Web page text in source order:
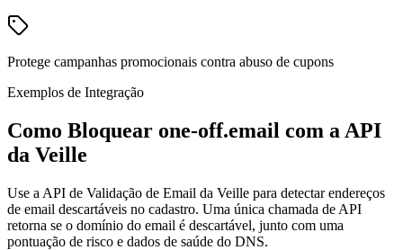
Protege campanhas promocionais contra abuso de cupons
Exemplos de Integração
Como Bloquear one-off.email com a API
da Veille
Use a API de Validação de Email da Veille para detectar endereços
de email descartáveis no cadastro. Uma única chamada de API
retorna se o domínio do email é descartável, junto com uma
pontuação de risco e dados de saúde do DNS.